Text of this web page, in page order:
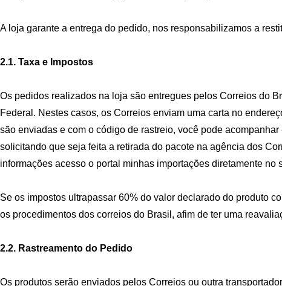
A loja garante a entrega do pedido, nos responsabilizamos a
2.1. Taxa e Impostos
Os pedidos realizados na loja são entregues pelos Correios do
Federal. Nestes casos, os Correios enviam uma carta no
são enviadas e com o código de rastreio, você pode
solicitando que seja feita a retirada do pacote na agência dos
informações acesso o portal minhas importações diretamente no
Se os impostos ultrapassar 60% do valor declarado do produto
os procedimentos dos correios do Brasil, afim de ter uma
2.2. Rastreamento do Pedido
Os produtos serão enviados pelos Correios ou outra